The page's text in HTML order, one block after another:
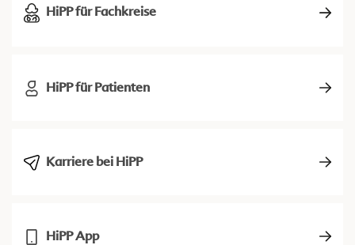
HiPP für Fachkreise
HiPP für Patienten
Karriere bei HiPP
HiPP App